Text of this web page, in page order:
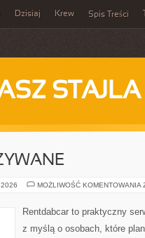
Dzisiaj Krew Spis Treści
STAJLA
MOŻLIWOŚĆ KOMENTOWANIA
Rentdabcar to praktyczny
z myślą o osobach, które